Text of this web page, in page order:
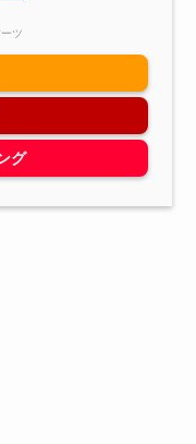
ツ
グ